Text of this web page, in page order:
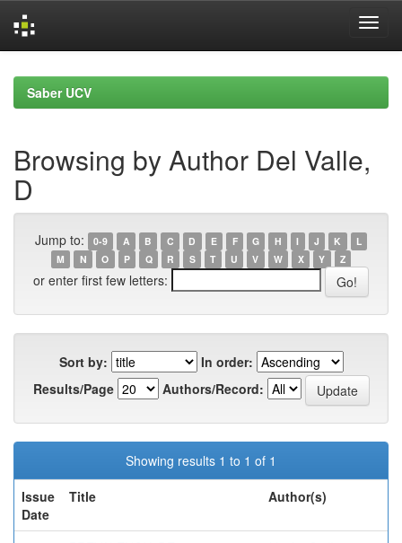
navigationSaber UCV
Browsing by Author Del Valle,
D
Jump to: 0-9 A B C D E F G H I J K
L
M
N O P Q R S T U V W X Y Z
or enter first few letters:
Sort by:
In order:
Results/Page
Authors/Record:
Showing results 1 to 1 of 1
Issue
Date
Title Author(s)